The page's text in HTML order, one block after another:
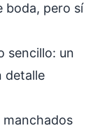
boda, pero sí
sencillo: un
detalle
manchados